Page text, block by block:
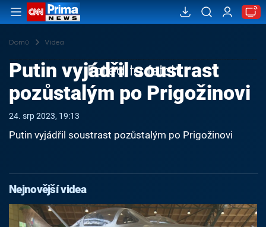
Domů Videa
Failed to fetch
Putin vyjádřil soustrast
pozůstalým po Prigožinovi
24. srp 2023, 19:13
Putin vyjádřil soustrast pozůstalým po Prigožinovi
Nejnovější videa